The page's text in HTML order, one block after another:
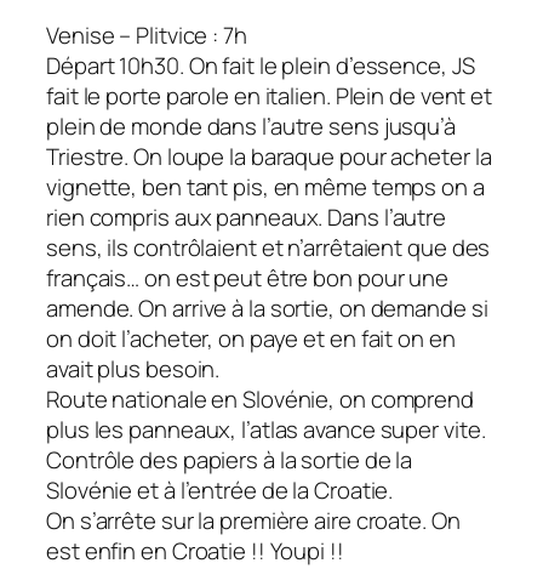
Venise – Plitvice : 7h
Départ 10h30. On fait le plein d’essence, JS
fait le porte parole en italien. Plein de vent et
plein de monde dans l’autre sens jusqu’à
Triestre. On loupe la baraque pour acheter la
vignette, ben tant pis, en même temps on a
rien compris aux panneaux. Dans l’autre
sens, ils contrôlaient et n’arrêtaient que des
français… on est peut être bon pour une
amende. On arrive à la sortie, on demande si
on doit l’acheter, on paye et en fait on en
avait plus besoin.
Route nationale en Slovénie, on comprend
plus les panneaux, l’atlas avance super vite.
Contrôle des papiers à la sortie de la
Slovénie et à l’entrée de la Croatie.
On s’arrête sur la première aire croate. On
est enfin en Croatie !! Youpi !!